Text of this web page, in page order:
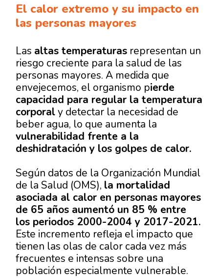
El calor extremo y su impacto en
las personas mayores
Las altas temperaturas representan un
riesgo creciente para la salud de las
personas mayores. A medida que
envejecemos, el organismo pierde
capacidad para regular la temperatura
corporaly detectar la necesidad de
beber agua, lo que aumenta la
vulnerabilidad frente a la
deshidratación y los golpes de calor.
Según datos de la Organización Mundial
de la Salud (OMS), la mortalidad
asociada al calor en personas mayores
de 65 años aumentó un 85 % entre
los periodos 2000-2004 y 2017-2021.
Este incremento refleja el impacto que
tienen las olas de calor cada vez más
frecuentes e intensas sobre una
población especialmente vulnerable.